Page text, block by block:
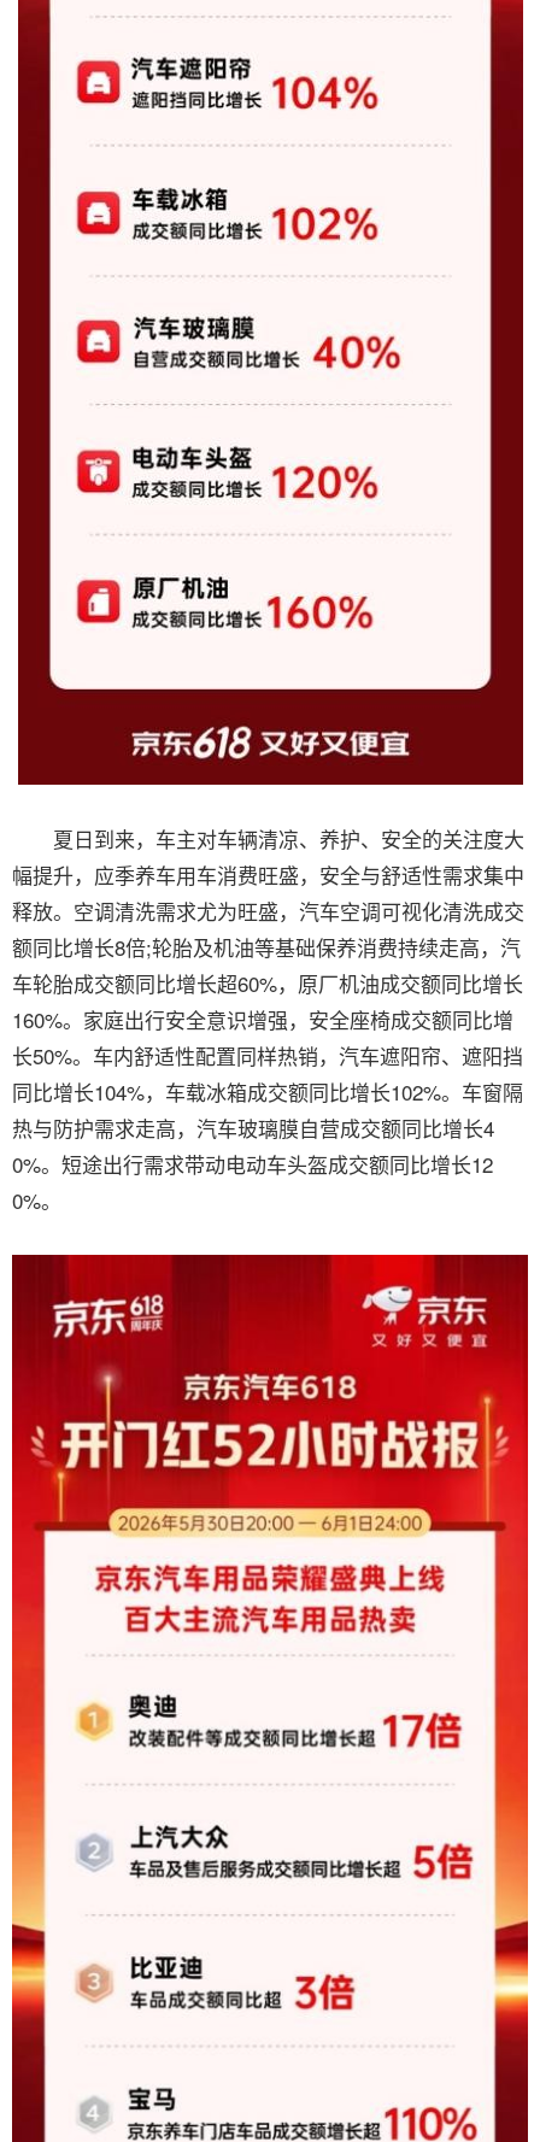
夏日到来，车主对车辆清凉、养护、安全的关注度大
幅提升，应季养车用车消费旺盛，安全与舒适性需求集中
释放。空调清洗需求尤为旺盛，汽车空调可视化清洗成交
额同比增长8倍;轮胎及机油等基础保养消费持续走高，汽
车轮胎成交额同比增长超60%，原厂机油成交额同比增长
160%。家庭出行安全意识增强，安全座椅成交额同比增
长50%。车内舒适性配置同样热销，汽车遮阳帘、遮阳挡
同比增长104%，车载冰箱成交额同比增长102%。车窗隔
热与防护需求走高，汽车玻璃膜自营成交额同比增长4
0%。短途出行需求带动电动车头盔成交额同比增长12
0%。